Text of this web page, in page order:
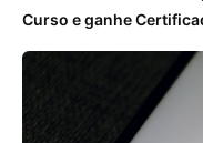
Curso e ganhe